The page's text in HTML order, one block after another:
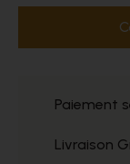
Paiement
Livraison